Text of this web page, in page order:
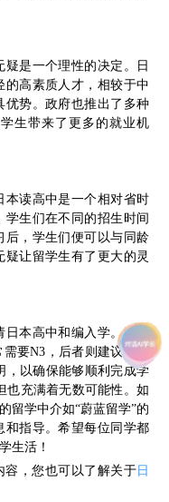
是一个理性的决定。日
高素质人才，相较于中
优势。政府也推出了多种
生带来了更多的就业机
本读高中是一个相对省时
生们在不同的招生时间
后，学生们便可以与同龄
疑让留学生有了更大的灵
本高中和编入学。这两
要N3，后者则建议达到
，以确保能够顺利完成学
也充满着无数可能性。如
留学中介如“蔚蓝留学”的
和指导。希望每位同学都
生活！
容，您也可以了解关于日